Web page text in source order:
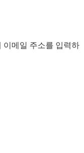
이메일 주소를 입력하